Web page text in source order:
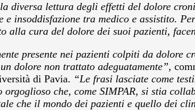
diversa lettura degli effetti del dolore
e insoddisfazione tra medico e assistito.
alla cura del dolore dei suoi pazienti,
presente nei pazienti colpiti da
dolore non trattato adeguatamente”,
di Pavia. “Le frasi lasciate come
che, come SIMPAR, si stia
che il mondo dei pazienti e quello dei